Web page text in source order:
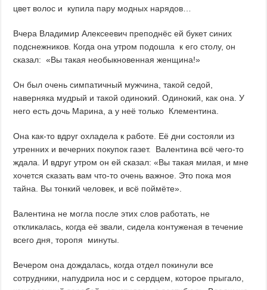
цвет волос и купила пару модных нарядов…
Вчера Владимир Алексеевич преподнёс ей букет синих
подснежников. Когда она утром подошла к его столу, он
сказал: «Вы такая необыкновенная женщина!»
Он был очень симпатичный мужчина, такой седой,
наверняка мудрый и такой одинокий. Одинокий, как она. У
него есть дочь Марина, а у неё только Клементина.
Она как-то вдруг охладела к работе. Её дни состояли из
утренних и вечерних покупок газет. Валентина всё чего-то
ждала. И вдруг утром он ей сказал: «Вы такая милая, и мне
хочется сказать вам что-то очень важное. Это пока моя
тайна. Вы тонкий человек, и всё поймёте».
Валентина не могла после этих слов работать, не
откликалась, когда её звали, сидела контуженая в течение
всего дня, торопя минуты.
Вечером она дождалась, когда отдел покинули все
сотрудники, напудрила нос и с сердцем, которое прыгало,